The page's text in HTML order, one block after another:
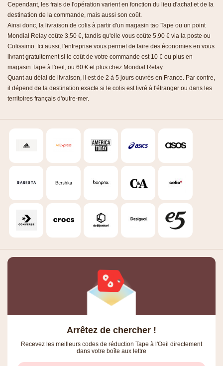
Cependant, les frais de l'opération varient en fonction du lieu d'achat et de la
destination de la commande, mais aussi son coût.
Ainsi donc, la livraison de colis à partir d'un magasin tao Tape ou un point
Mondial Relay coûte 3,50 €, tandis qu'elle vous coûte 5,90 € via la poste ou
Colissimo. Ici aussi, l'entreprise vous permet de faire des économies en vous
livrant gratuitement si le coût de votre commande est 10 € ou plus en
magasin Tape à l'oeil, ou 60 € et plus chez Mondial Relay.
Quant au délai de livraison, il est de 2 à 5 jours ouvrés en France. Par contre,
il dépend de la destination exacte si le colis est livré à l'étranger ou dans les
territoires français d'outre-mer.
Arrêtez de chercher !
Recevez les meilleurs codes de réduction Tape à l'Oeil directement
dans votre boîte aux lettre